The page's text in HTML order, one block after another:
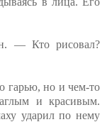
— Кто рисовал?
гарью, но и чем-то
и красивым.
ударил по нему